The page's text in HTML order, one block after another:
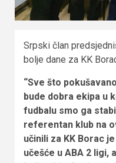
Srpski član
bolje dane za KK
“Sve što
bude dobra ekipa u
fudbalu smo ga
referentan klub na
učinili za KK Borac
učešće u ABA 2 ligi,